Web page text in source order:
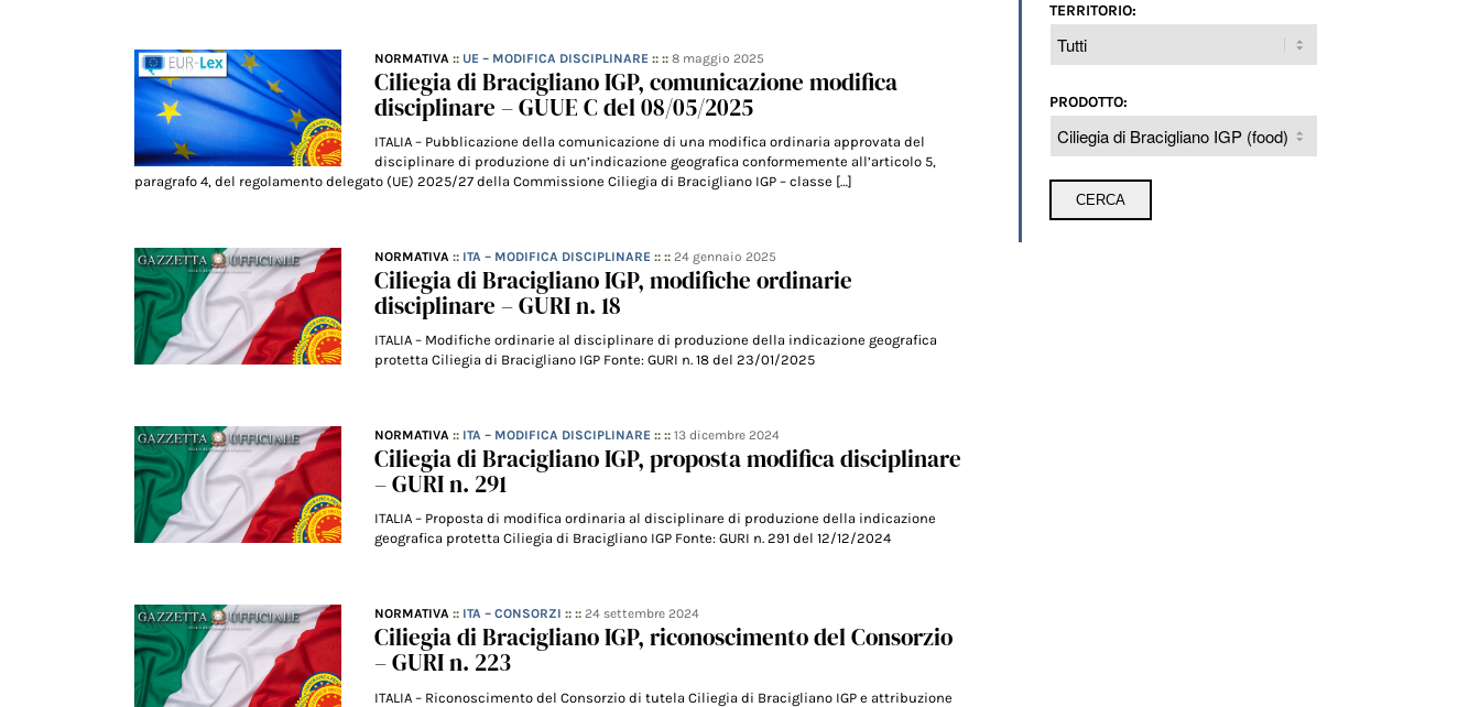
NORMATIVA :: UE – MODIFICA DISCIPLINARE :: ::8 maggio 2025
Ciliegia di Bracigliano IGP, comunicazione modifica
disciplinare – GUUE C del 08/05/2025
ITALIA – Pubblicazione della comunicazione di una modifica ordinaria approvata del
disciplinare di produzione di un’indicazione geografica conformemente all’articolo 5,
paragrafo 4, del regolamento delegato (UE) 2025/27 della Commissione Ciliegia di Bracigliano IGP – classe […]
NORMATIVA :: ITA – MODIFICA DISCIPLINARE :: ::24 gennaio 2025
Ciliegia di Bracigliano IGP, modifiche ordinarie
disciplinare – GURI n. 18
ITALIA – Modifiche ordinarie al disciplinare di produzione della indicazione geografica
protetta Ciliegia di Bracigliano IGP Fonte: GURI n. 18 del 23/01/2025
NORMATIVA :: ITA – MODIFICA DISCIPLINARE :: ::13 dicembre 2024
Ciliegia di Bracigliano IGP, proposta modifica disciplinare
– GURI n. 291
ITALIA – Proposta di modifica ordinaria al disciplinare di produzione della indicazione
geografica protetta Ciliegia di Bracigliano IGP Fonte: GURI n. 291 del 12/12/2024
NORMATIVA :: ITA – CONSORZI :: ::24 settembre 2024
Ciliegia di Bracigliano IGP, riconoscimento del Consorzio
– GURI n. 223
ITALIA – Riconoscimento del Consorzio di tutela Ciliegia di Bracigliano IGP e attribuzione
TERRITORIO:
PRODOTTO: